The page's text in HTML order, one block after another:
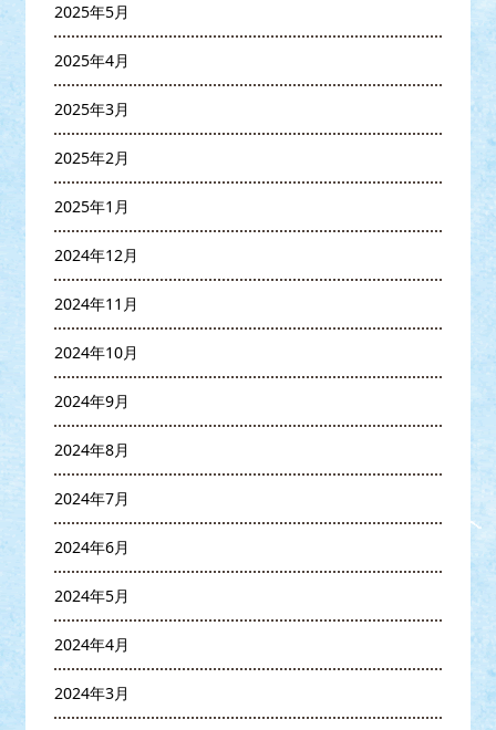
2025年5月
2025年4月
2025年3月
2025年2月
2025年1月
2024年12月
2024年11月
2024年10月
2024年9月
2024年8月
2024年7月
2024年6月
2024年5月
2024年4月
2024年3月